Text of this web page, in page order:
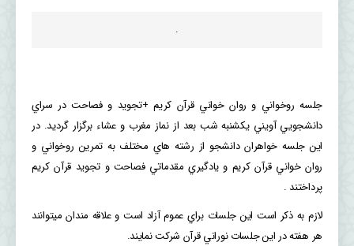
.
جلسه روخواني و روان خواني قرآن كريم +تجويد و فصاحت در سراي
دانشجويي آويني يكشنبه شب بعد از نماز مغرب و عشاء برگزار گردید. در
این جلسه خواهران دانشجو از رشته هاي مختلف به تمرين روخواني و
روان خواني قرآن كريم و يادگيري مقدماتي فصاحت و تجويد قرآن كريم
پرداختند .
لازم به ذكر است اين جلسات براي عموم آزاد است و علاقه مندان ميتوانند
هر هفته در اين جلسات نوراني قرآن شركت نمايند.